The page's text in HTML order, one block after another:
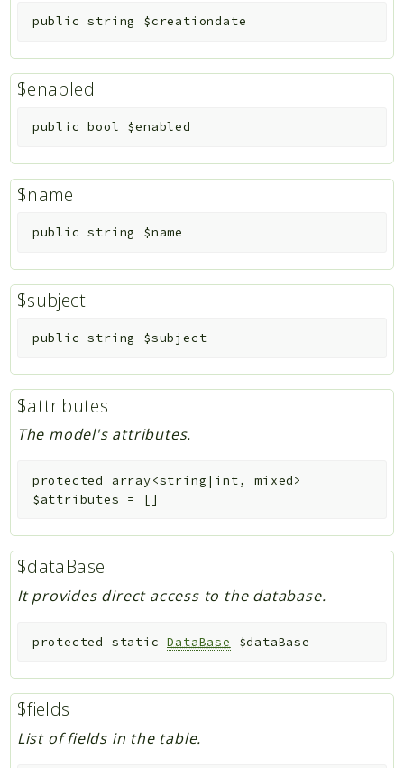
public string $creationdate
$enabled
public bool $enabled
$name
public string $name
$subject
public string $subject
$attributes
The model's attributes.
protected
array<string|int, mixed>
$attributes = []
$dataBase
It provides direct access to the database.
protected static DataBase $dataBase
$fields
List of fields in the table.